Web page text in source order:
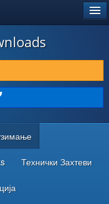
Технички Захтеви